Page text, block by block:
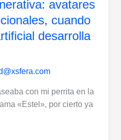
avatares
cuando
desarrolla
con mi perrita en la
«Estel», por cierto ya